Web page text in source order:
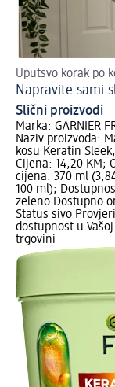
Uputsvo korak po
Napravite sami
Slični proizvodi
Marka: GARNIER
Naziv proizvoda:
kosu Keratin
Cijena: 14,20 KM;
cijena: 370 ml
100 ml);
zeleno Dostupno
Status sivo
dostupnost u
trgovini